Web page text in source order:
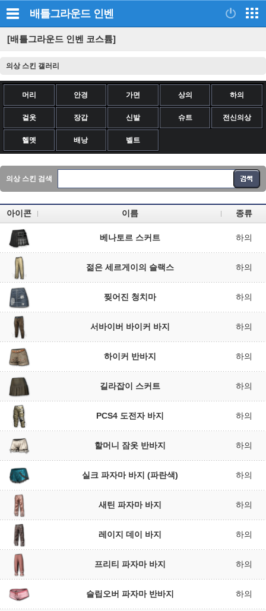
배틀그라운드 인벤
[배틀그라운드 인벤 코스튬]
의상 스킨 갤러리
머리 안경 가면 상의 하의
겉옷 장갑 신발 슈트 전신의상
헬멧 배낭 벨트
의상 스킨 검색
아이콘 이름 종류
베나토르 스커트 하의
젊은 세르게이의 슬랙스 하의
찢어진 청치마 하의
서바이버 바이커 바지 하의
하이커 반바지 하의
길라잡이 스커트 하의
PCS4 도전자 바지 하의
할머니 잠옷 반바지 하의
실크 파자마 바지 (파란색) 하의
새틴 파자마 바지 하의
레이지 데이 바지 하의
프리티 파자마 바지 하의
슬립오버 파자마 반바지 하의